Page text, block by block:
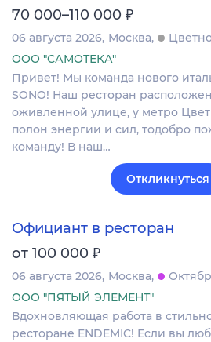
70 000–110 000 ₽
06 августа 2026 Москва
ООО "САМОТЕКА"
Привет! Мы команда нового
SONO! Наш ресторан
оживленной улице, у метро
полон энергии и сил, тодобро
команду! В наш…
Откликнуться
Официант в ресторан
от 100 000 ₽
06 августа 2026 Москва
ООО "ПЯТЫЙ ЭЛЕМЕНТ"
Вдохновляющая работа в
ресторане ENDEMIC! Если вы